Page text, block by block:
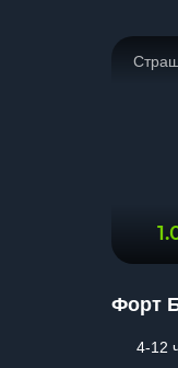
Форт
4-12